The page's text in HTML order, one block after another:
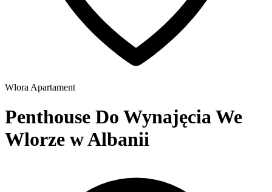
Wlora Apartament
Penthouse Do Wynajęcia We
Wlorze w Albanii